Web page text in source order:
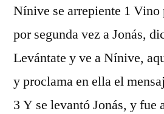
Nínive se arrepiente 1 Vino
por segunda vez a Jonás,
Levántate y ve a Nínive,
y proclama en ella el
3 Y se levantó Jonás, y fue